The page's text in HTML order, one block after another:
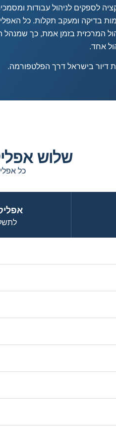
לספקים לניהול עבודות
בדיקה ומעקב תקלות. כל
המרכזית בזמן אמת, כך
אחד.
שלוש
כל